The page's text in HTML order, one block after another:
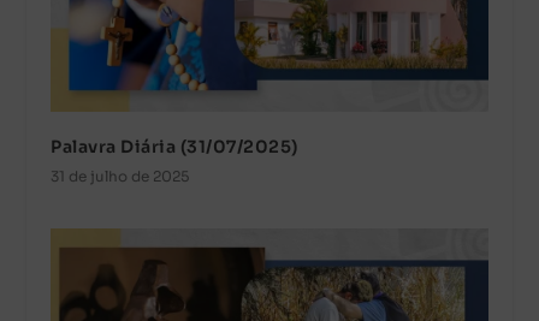
Palavra Diária (31/07/2025)
31 de julho de 2025